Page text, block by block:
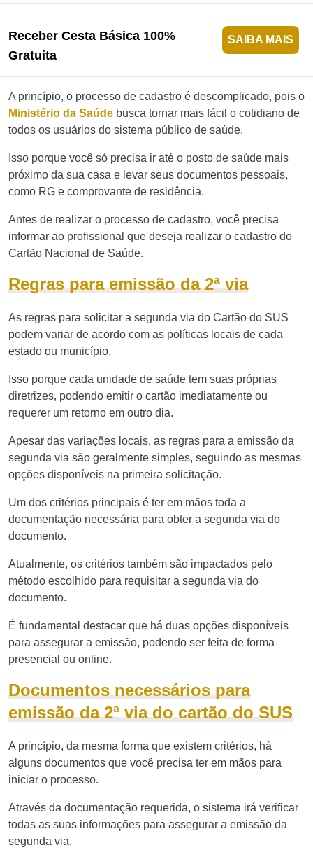
Receber Cesta Básica 100%
Gratuita
SAIBA MAIS
A princípio, o processo de cadastro é descomplicado, pois o
Ministério da Saúde busca tornar mais fácil o cotidiano de
todos os usuários do sistema público de saúde.
Isso porque você só precisa ir até o posto de saúde mais
próximo da sua casa e levar seus documentos pessoais,
como RG e comprovante de residência.
Antes de realizar o processo de cadastro, você precisa
informar ao profissional que deseja realizar o cadastro do
Cartão Nacional de Saúde.
Regras para emissão da 2ª via
As regras para solicitar a segunda via do Cartão do SUS
podem variar de acordo com as políticas locais de cada
estado ou município.
Isso porque cada unidade de saúde tem suas próprias
diretrizes, podendo emitir o cartão imediatamente ou
requerer um retorno em outro dia.
Apesar das variações locais, as regras para a emissão da
segunda via são geralmente simples, seguindo as mesmas
opções disponíveis na primeira solicitação.
Um dos critérios principais é ter em mãos toda a
documentação necessária para obter a segunda via do
documento.
Atualmente, os critérios também são impactados pelo
método escolhido para requisitar a segunda via do
documento.
É fundamental destacar que há duas opções disponíveis
para assegurar a emissão, podendo ser feita de forma
presencial ou online.
Documentos necessários para
emissão da 2ª via do cartão do SUS
A princípio, da mesma forma que existem critérios, há
alguns documentos que você precisa ter em mãos para
iniciar o processo.
Através da documentação requerida, o sistema irá verificar
todas as suas informações para assegurar a emissão da
segunda via.